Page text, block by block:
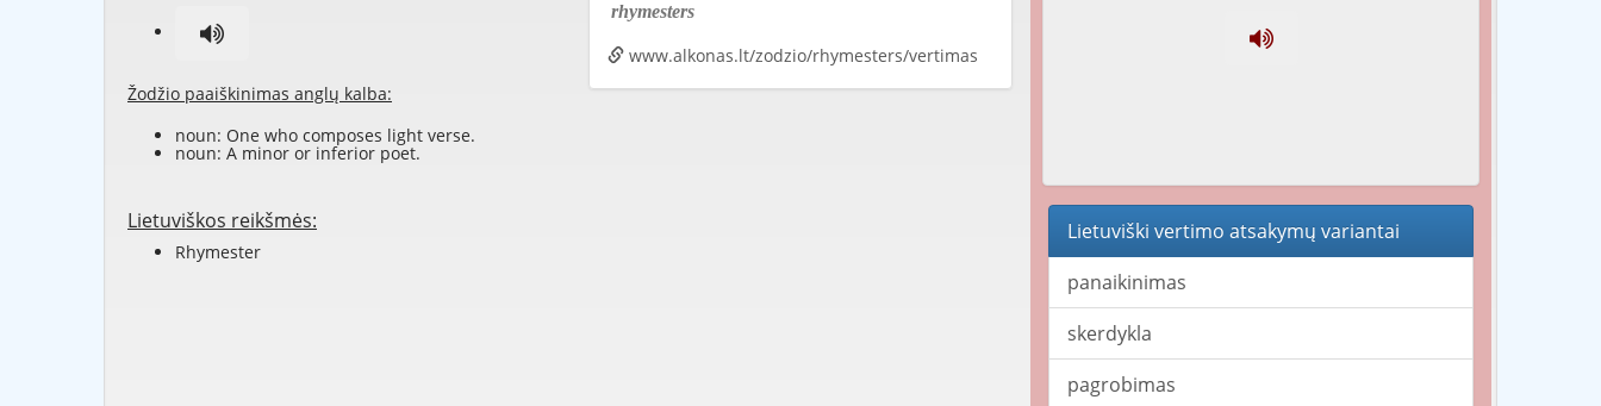
Žodžio paaiškinimas anglų kalba:
noun: One who composes light verse.
noun: A minor or inferior poet.
Lietuviškos reikšmės:
Rhymester
rhymesters
www.alkonas.lt/zodzio/rhymesters/vertimas
Lietuviški vertimo atsakymų variantai
panaikinimas
skerdykla
pagrobimas